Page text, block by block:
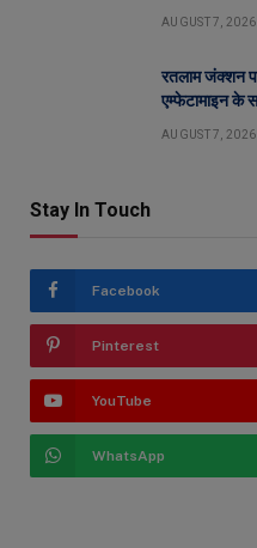
AUGUST 7, 2026
रतलाम जंक्शन
एम्फेटामाइन के
AUGUST 7, 2026
Stay In Touch
Facebook
Pinterest
YouTube
WhatsApp